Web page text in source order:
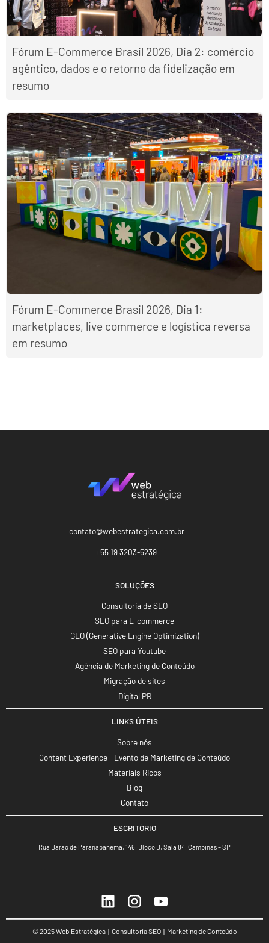
Fórum E-Commerce Brasil 2026, Dia 2: comércio
agêntico, dados e o retorno da fidelização em
resumo
Fórum E-Commerce Brasil 2026, Dia 1:
marketplaces, live commerce e logística reversa
em resumo
contato@webestrategica.com.br
+55 19 3203-5239
SOLUÇÕES
Consultoria de SEO
SEO para E-commerce
GEO (Generative Engine Optimization)
SEO para Youtube
Agência de Marketing de Conteúdo
Migração de sites
Digital PR
LINKS ÚTEIS
Sobre nós
Content Experience - Evento de Marketing de Conteúdo
Materiais Ricos
Blog
Contato
ESCRITÓRIO
Rua Barão de Paranapanema, 146, Bloco B, Sala 84, Campinas – SP
© 2025 Web Estratégica | Consultoria SEO | Marketing de Conteúdo